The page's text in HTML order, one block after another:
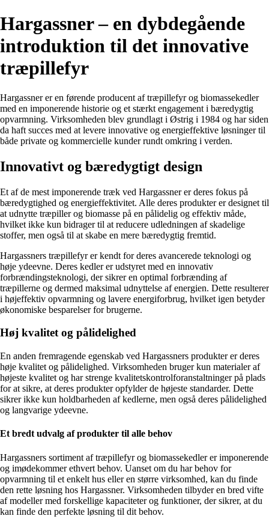
Hargassner – en dybdegående
introduktion til det innovative
træpillefyr
Hargassner er en førende producent af træpillefyr og biomassekedler
med en imponerende historie og et stærkt engagement i bæredygtig
opvarmning. Virksomheden blev grundlagt i Østrig i 1984 og har siden
da haft succes med at levere innovative og energieffektive løsninger til
både private og kommercielle kunder rundt omkring i verden.
Innovativt og bæredygtigt design
Et af de mest imponerende træk ved Hargassner er deres fokus på
bæredygtighed og energieffektivitet. Alle deres produkter er designet til
at udnytte træpiller og biomasse på en pålidelig og effektiv måde,
hvilket ikke kun bidrager til at reducere udledningen af skadelige
stoffer, men også til at skabe en mere bæredygtig fremtid.
Hargassners træpillefyr er kendt for deres avancerede teknologi og
høje ydeevne. Deres kedler er udstyret med en innovativ
forbrændingsteknologi, der sikrer en optimal forbrænding af
træpillerne og dermed maksimal udnyttelse af energien. Dette resulterer
i højeffektiv opvarmning og lavere energiforbrug, hvilket igen betyder
økonomiske besparelser for brugerne.
Høj kvalitet og pålidelighed
En anden fremragende egenskab ved Hargassners produkter er deres
høje kvalitet og pålidelighed. Virksomheden bruger kun materialer af
højeste kvalitet og har strenge kvalitetskontrolforanstaltninger på plads
for at sikre, at deres produkter opfylder de højeste standarder. Dette
sikrer ikke kun holdbarheden af kedlerne, men også deres pålidelighed
og langvarige ydeevne.
Et bredt udvalg af produkter til alle behov
Hargassners sortiment af træpillefyr og biomassekedler er imponerende
og imødekommer ethvert behov. Uanset om du har behov for
opvarmning til et enkelt hus eller en større virksomhed, kan du finde
den rette løsning hos Hargassner. Virksomheden tilbyder en bred vifte
af modeller med forskellige kapaciteter og funktioner, der sikrer, at du
kan finde den perfekte løsning til dit behov.